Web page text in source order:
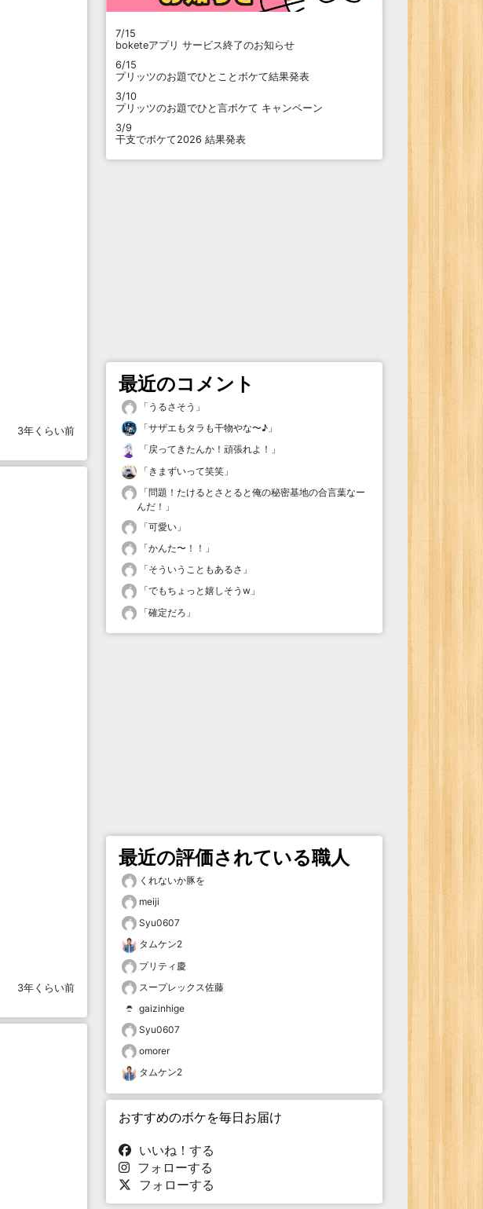
3年くらい前
3年くらい前
7/15
boketeアプリ サービス終了のお知らせ
6/15
プリッツのお題でひとことボケて結果発表
3/10
プリッツのお題でひと言ボケて キャンペーン
3/9
干支でボケて2026 結果発表
最近のコメント
「 うるさそう 」
「サザエもタラも干物やな〜♪ 」
「戻ってきたんか！頑張れよ！ 」
「 きまずいって笑笑 」
「問題！たけるとさとると俺の秘密基地の合言葉なー
んだ！ 」
「可愛い 」
「かんた〜！！ 」
「そういうこともあるさ 」
「でもちょっと嬉しそうw 」
「確定だろ 」
最近の評価されている職人
くれないか豚を
meiji
Syu0607
タムケン2
プリティ慶
スープレックス佐藤
gaizinhige
Syu0607
omorer
タムケン2
おすすめのボケを毎日お届け
いいね！する
フォローする
フォローする